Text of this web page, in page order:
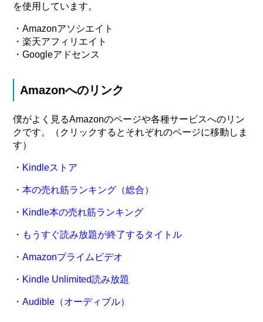
を使用しています。
・Amazonアソシエイト
・楽天アフィリエイト
・Googleアドセンス
Amazonへのリンク
僕がよく見るAmazonのページや各種サービスへのリン
クです。（クリックするとそれぞれのページに移動しま
す）
・ Kindleストア
・本の売れ筋ランキング（総合）
・ Kindle本の売れ筋ランキング
・ もうすぐ読み放題が終了するタイトル
・Amazonプライムビデオ
・ Kindle Unlimited読み放題
・Audible（オーディブル）